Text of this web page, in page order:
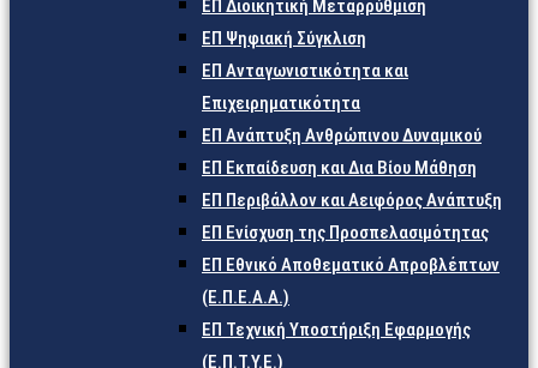
ΕΠ Διοικητική Μεταρρύθμιση
ΕΠ Ψηφιακή Σύγκλιση
ΕΠ Ανταγωνιστικότητα και
Επιχειρηματικότητα
ΕΠ Ανάπτυξη Ανθρώπινου Δυναμικού
ΕΠ Εκπαίδευση και Δια Βίου Μάθηση
ΕΠ Περιβάλλον και Αειφόρος Ανάπτυξη
ΕΠ Ενίσχυση της Προσπελασιμότητας
ΕΠ Εθνικό Αποθεματικό Απροβλέπτων
(Ε.Π.Ε.Α.Α.)
ΕΠ Τεχνική Υποστήριξη Εφαρμογής
(Ε.Π.Τ.Υ.Ε.)